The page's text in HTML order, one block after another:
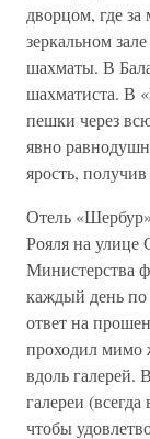
дворцом, где
зеркальном
шахматы. В
шахматиста. В
пешки через
явно
ярость,
Отель
Рояля на улице
Министерства
каждый день по
ответ на
проходил мимо
вдоль галерей.
галереи
чтобы